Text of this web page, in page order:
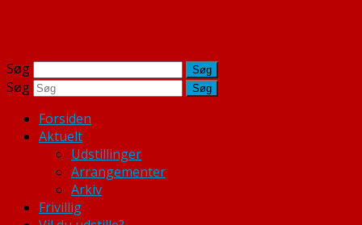
Søg
Søg
Forsiden
Aktuelt
Udstillinger
Arrangementer
Arkiv
Frivillig